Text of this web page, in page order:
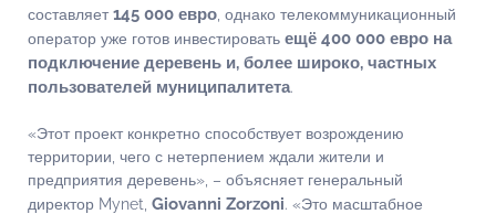
составляет 145 000 евро , однако телекоммуникационный
оператор уже готов инвестировать ещё 400 000 евро на
подключение деревень и, более широко, частных
пользователей муниципалитета.
«Этот проект конкретно способствует возрождению
территории, чего с нетерпением ждали жители и
предприятия деревень», – объясняет генеральный
директор Mynet, Giovanni Zorzoni. «Это масштабное